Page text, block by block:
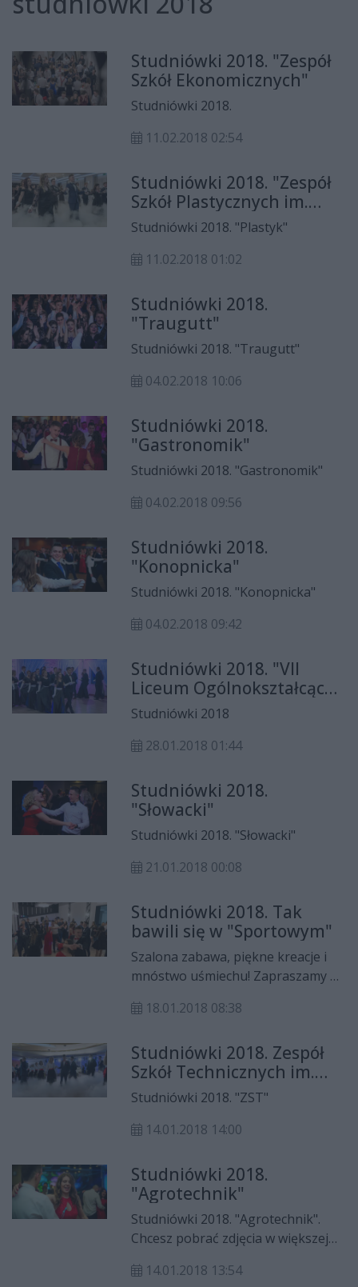
Studniówki 2018. "Zespół
Szkół Ekonomicznych"
Studniówki 2018.
11.02.2018 02:54
Studniówki 2018. "Zespół
Szkół Plastycznych im.
Józefa Brandta"
Studniówki 2018. "Plastyk"
11.02.2018 01:02
Studniówki 2018.
"Traugutt"
Studniówki 2018. "Traugutt"
04.02.2018 10:06
Studniówki 2018.
"Gastronomik"
Studniówki 2018. "Gastronomik"
04.02.2018 09:56
Studniówki 2018.
"Konopnicka"
Studniówki 2018. "Konopnicka"
04.02.2018 09:42
Studniówki 2018. "VII
Liceum Ogólnokształcące
im. Krzysztofa Kamila
Studniówki 2018
28.01.2018 01:44
Studniówki 2018.
"Słowacki"
Studniówki 2018. "Słowacki"
21.01.2018 00:08
Studniówki 2018. Tak
bawili się w "Sportowym"
Szalona zabawa, piękne kreacje i
mnóstwo uśmiechu! Zapraszamy do
zdjęć ze studniówki w XII Liceum
Polskich Olimpijczyków.
18.01.2018 08:38
Studniówki 2018. Zespół
Szkół Technicznych im.
Tadeusza Kościuszki
Studniówki 2018. "ZST"
14.01.2018 14:00
Studniówki 2018.
"Agrotechnik"
Studniówki 2018. "Agrotechnik".
Chcesz pobrać zdjęcia w większej
nami:studniowki2018@cozadzien.pl
14.01.2018 13:54